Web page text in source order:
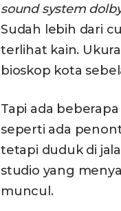
sound system
Sudah lebih dari
terlihat kain.
bioskop kota
Tapi ada
seperti ada
tetapi duduk di
studio yang
muncul.